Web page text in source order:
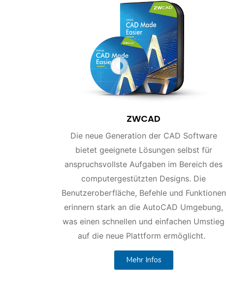
ZWCAD
Die neue Generation der CAD Software
bietet geeignete Lösungen selbst für
anspruchsvollste Aufgaben im Bereich des
computergestützten Designs. Die
Benutzeroberfläche, Befehle und Funktionen
erinnern stark an die AutoCAD Umgebung,
was einen schnellen und einfachen Umstieg
auf die neue Plattform ermöglicht.
Mehr Infos